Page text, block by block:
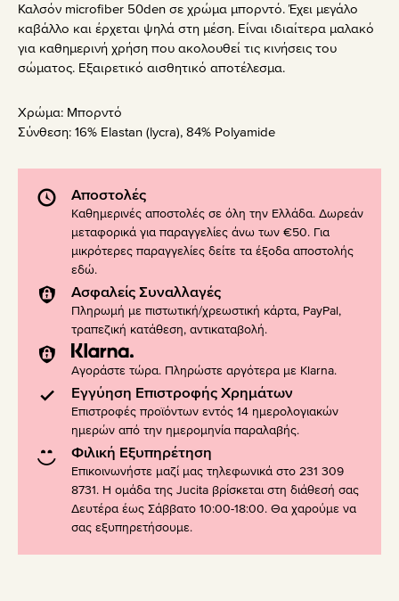
Καλσόν microfiber 50den σε χρώμα μπορντό. Έχει μεγάλο
καβάλλο και έρχεται ψηλά στη μέση. Είναι ιδιαίτερα μαλακό
για καθημερινή χρήση που ακολουθεί τις κινήσεις του
σώματος. Εξαιρετικό αισθητικό αποτέλεσμα.
Χρώμα: Μπορντό
Σύνθεση: 16% Elastan (lycra), 84% Polyamide
Αποστολές
Καθημερινές αποστολές σε όλη την Ελλάδα. Δωρεάν
μεταφορικά για παραγγελίες άνω των €50. Για
μικρότερες παραγγελίες δείτε τα έξοδα αποστολής
εδώ.
Ασφαλείς Συναλλαγές
Πληρωμή με πιστωτική/χρεωστική κάρτα, PayPal,
τραπεζική κατάθεση, αντικαταβολή.
Αγοράστε τώρα. Πληρώστε αργότερα με Klarna.
Εγγύηση Επιστροφής Χρημάτων
Επιστροφές προϊόντων εντός 14 ημερολογιακών
ημερών από την ημερομηνία παραλαβής.
Φιλική Εξυπηρέτηση
Επικοινωνήστε μαζί μας τηλεφωνικά στο 231 309
8731. Η ομάδα της Jucita βρίσκεται στη διάθεσή σας
Δευτέρα έως Σάββατο 10:00-18:00. Θα χαρούμε να
σας εξυπηρετήσουμε.